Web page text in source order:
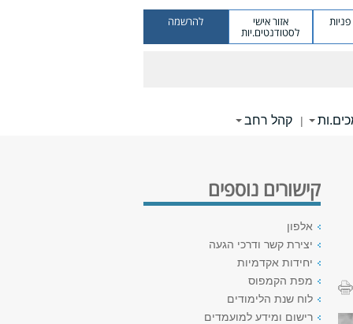
אזור אישי
לסטודנטים.יות
להרשמה
| קהל רחב
קישורים נוספים
אלפון
יצירת קשר ודרכי הגעה
יחידות אקדמיות
מפת הקמפוס
לוח שנת הלימודים
רישום ומידע למועמדים